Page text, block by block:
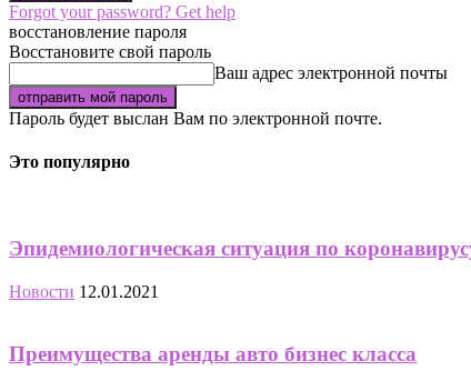
Forgot your password? Get help
восстановление пароля
Восстановите свой пароль
Ваш адрес электронной почты
Пароль будет выслан Вам по электронной почте.
Это популярно
Эпидемиологическая ситуация по
Новости 12.01.2021
Преимущества аренды авто бизнес класса